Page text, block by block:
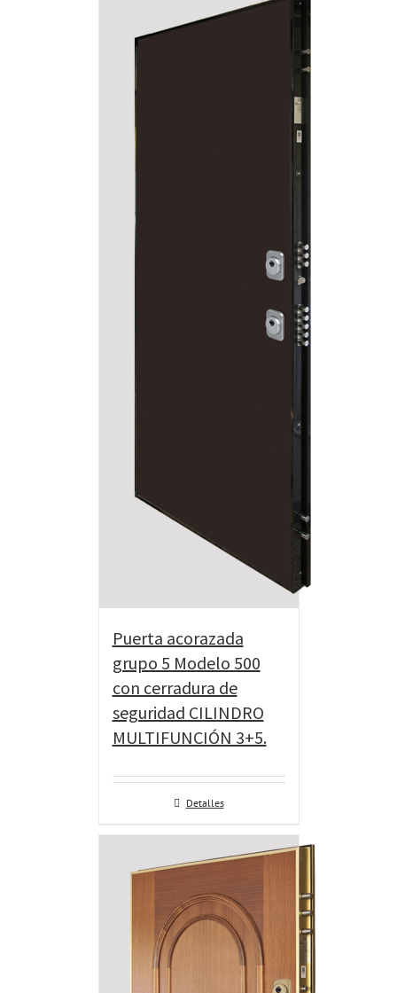
Puerta acorazada
grupo 5 Modelo 500
con cerradura de
seguridad CILINDRO
MULTIFUNCIÓN 3+5.
Detalles